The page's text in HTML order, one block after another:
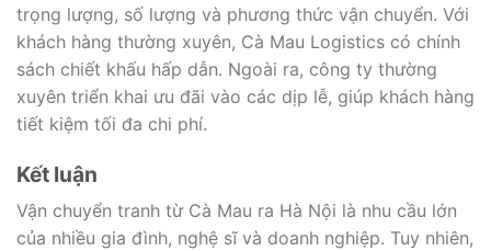
trọng lượng, số lượng và phương thức vận chuyển. Với
khách hàng thường xuyên, Cà Mau Logistics có chính
sách chiết khấu hấp dẫn. Ngoài ra, công ty thường
xuyên triển khai ưu đãi vào các dịp lễ, giúp khách hàng
tiết kiệm tối đa chi phí.
Kết luận
Vận chuyển tranh từ Cà Mau ra Hà Nội là nhu cầu lớn
của nhiều gia đình, nghệ sĩ và doanh nghiệp. Tuy nhiên,